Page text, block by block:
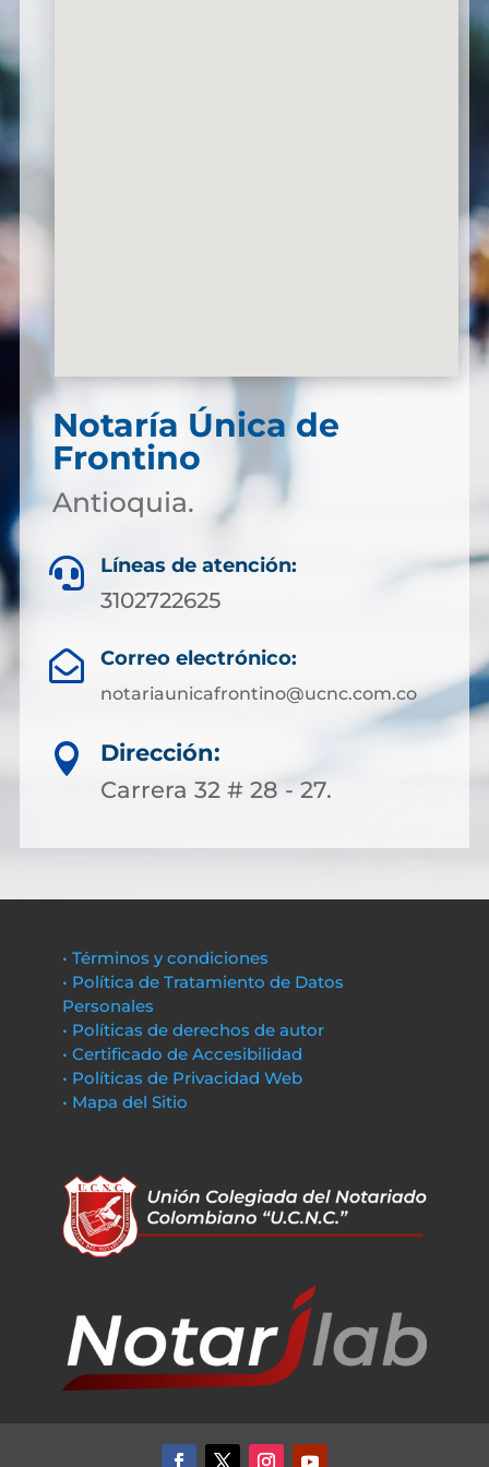
Notaría Única de
Frontino
Antioquia.
 Líneas de atención:
3102722625
 Correo electrónico:
notariaunicafrontino@ucnc.com.co

Dirección:
Carrera 32 # 28 - 27.
• Términos y condiciones
• Política de Tratamiento de Datos
Personales
• Políticas de derechos de autor
• Certificado de Accesibilidad
• Políticas de Privacidad Web
• Mapa del Sitio